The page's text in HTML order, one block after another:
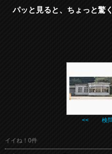
パッと見ると、ちょっと驚
<< 検問
イイね！0件